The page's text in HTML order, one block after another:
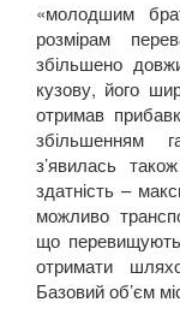
«молодшим
розмірам
збільшено
кузову, його
отримав
збільшенням
з’явилась
здатність –
можливо
що перевищують
отримати
Базовий об’єм